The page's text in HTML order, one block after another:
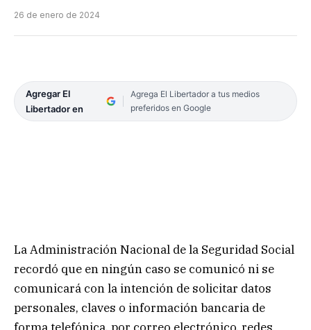
26 de enero de 2024
Agregar El
Libertador en
Agrega El Libertador a tus medios
preferidos en Google
La Administración Nacional de la Seguridad Social
recordó que en ningún caso se comunicó ni se
comunicará con la intención de solicitar datos
personales, claves o información bancaria de